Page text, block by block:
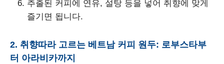
추출된 커피에 연유, 설탕 등을 넣어 취향에 맞게
즐기면 됩니다.
2. 취향따라 고르는 베트남 커피 원두: 로부스타부
터 아라비카까지